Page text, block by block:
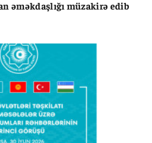
əməkdaşlığı müzakirə edib